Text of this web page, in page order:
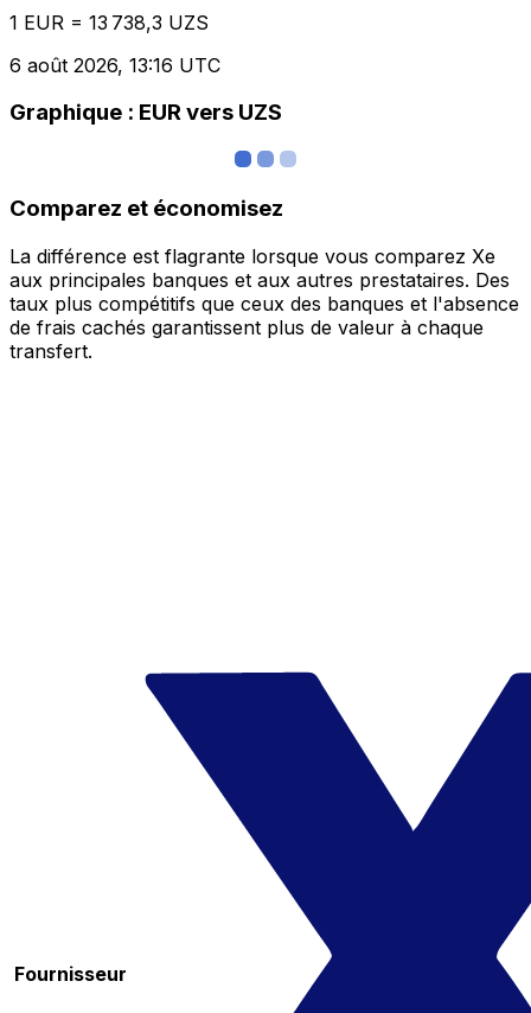
1 EUR = 13 738,3 UZS
6 août 2026, 13:16 UTC
Graphique : EUR vers UZS
Comparez et économisez
La différence est flagrante lorsque vous comparez Xe
aux principales banques et aux autres prestataires. Des
taux plus compétitifs que ceux des banques et l'absence
de frais cachés garantissent plus de valeur à chaque
transfert.
Fournisseur